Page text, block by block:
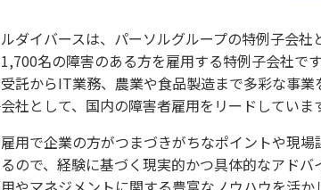
ダイバースは、パーソルグループの特例子会社
名の障害のある方を雇用する特例子会社で
託からIT業務、農業や食品製造まで多彩な事業
社として、国内の障害者雇用をリードしていま
用で企業の方がつまづきがちなポイントや現場
ので、経験に基づく現実的かつ具体的なアドバ